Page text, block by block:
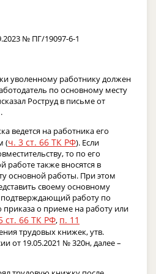
№ ПГ/19097-6-1
уволенному работнику должен
по основному месту
Роструд в письме от
ведется на работника его
(ч. 3 ст. 66 ТК РФ). Если
то по его
работе также вносятся в
основной работы. При этом
своему основному
работу по
приказа о приеме на работу или
ст. 66 ТК РФ, п. 11
трудовых книжек, утв.
от 19.05.2021 № 320н, далее –